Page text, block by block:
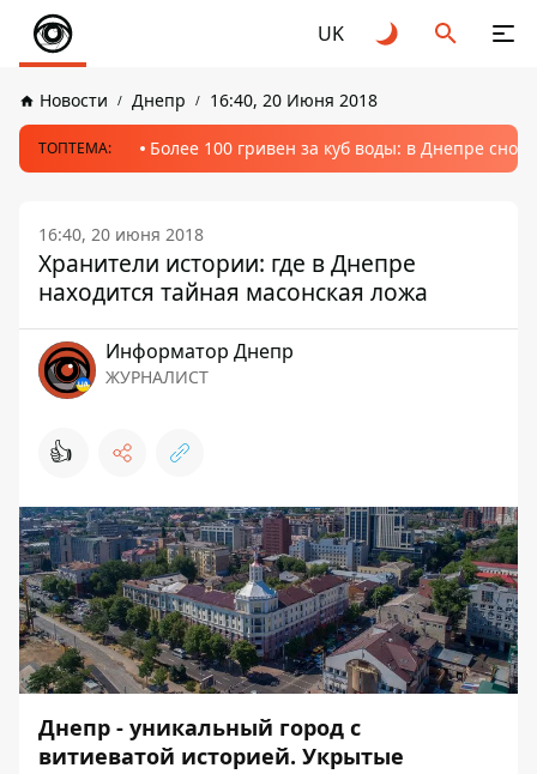
UK
Новости Днепр 16:40, 20 Июня 2018
ТОПТЕМА: Более 100 гривен за куб воды: в Днепре
16:40, 20 июня 2018
Хранители истории: где в Днепре
находится тайная масонская ложа
Информатор Днепр
ЖУРНАЛИСТ
👍
Днепр - уникальный город с
витиеватой историей. Укрытые